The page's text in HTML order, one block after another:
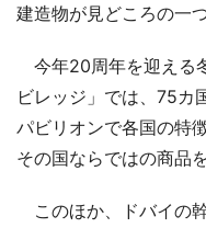
建造物が見どころの一
今年20周年を迎える
ビレッジ」では、75カ
パビリオンで各国の特
その国ならではの商品
このほか、ドバイの